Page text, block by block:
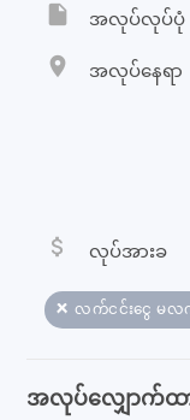
insert_drive_file အလုပ်လုပ်ပုံ
location_on အလုပ်နေရာ
attach_money လုပ်အားခ
❌ လက်ငင်းငွေ မလ
အလုပ်လျှောက်ထ